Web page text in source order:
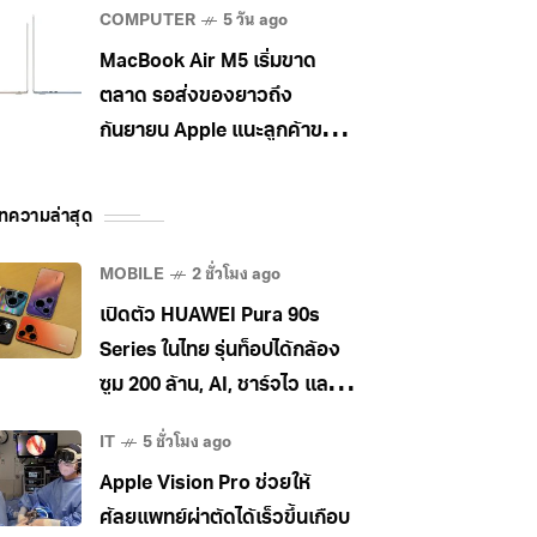
COMPUTER 5 วัน ago
MacBook Air M5 เริ่มขาด
ตลาด รอส่งของยาวถึง
กันยายน Apple แนะลูกค้าขยับ
ความล่าสุด
MOBILE 2 ชั่วโมง ago
เปิดตัว HUAWEI Pura 90s
Series ในไทย รุ่นท็อปได้กล้อง
ซูม 200 ล้าน, AI, ชาร์จไว และใช้
IT 5 ชั่วโมง ago
Apple Vision Pro ช่วยให้
ศัลยแพทย์ผ่าตัดได้เร็วขึ้นเกือบ